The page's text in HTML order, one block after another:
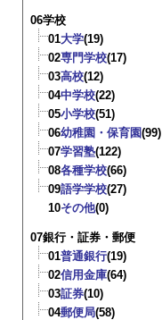
06学校
01大学(19)
02専門学校(17)
03高校(12)
04中学校(22)
05小学校(51)
06幼稚園・保育園(99)
07学習塾(122)
08各種学校(66)
09語学学校(27)
10その他(0)
07銀行・証券・郵便
01普通銀行(19)
02信用金庫(64)
03証券(10)
04郵便局(58)